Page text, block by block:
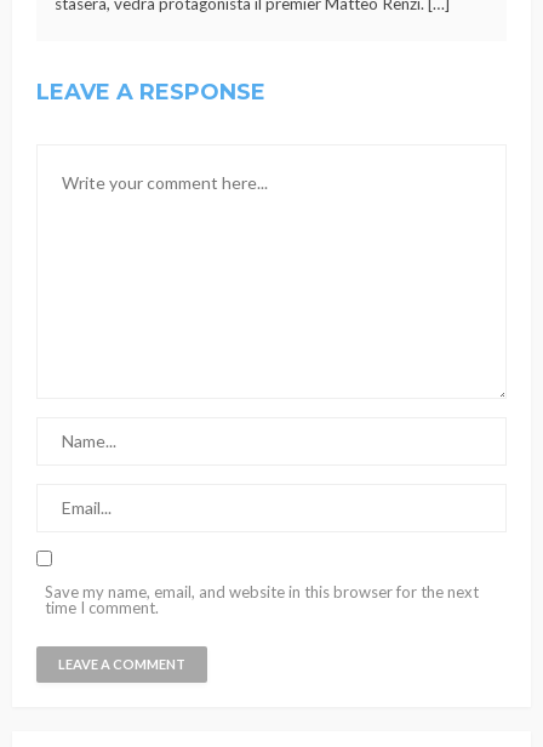
LEAVE A RESPONSE
Save my name, email, and website in this browser for the next
time I comment.